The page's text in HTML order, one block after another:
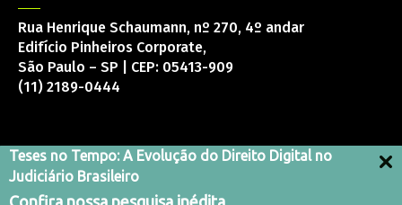
Teses no Tempo: A Evolução do Direito Digital no
Judiciário Brasileiro
Confira nossa pesquisa inédita
Rua Henrique Schaumann, nº 270, 4º andar
Edifício Pinheiros Corporate,
São Paulo – SP | CEP: 05413-909
(11) 2189-0444